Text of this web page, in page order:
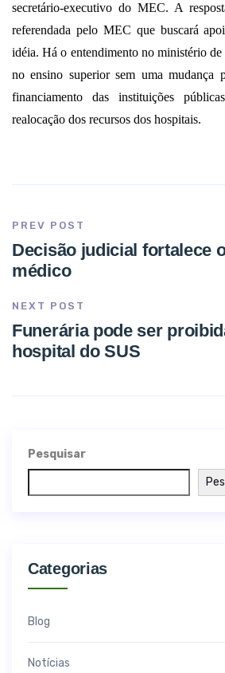
secretário-executivo do MEC. A
referendada pelo MEC que buscará
idéia. Há o entendimento no ministério de
no ensino superior sem uma mudança
financiamento das instituições
realocação dos recursos dos hospitais.
PREV POST
Decisão judicial fortalece
médico
NEXT POST
Funerária pode ser
hospital do SUS
Pesquisar
Categorias
Blog
Notícias